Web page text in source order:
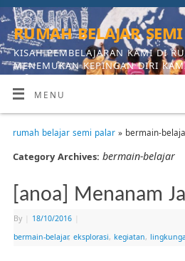
rumah belajar
KISAH PEMBELAJARAN KAMI DI
MENEMUKAN KEPINGAN DIRI
MENU
rumah belajar semi palar» bermain-
Category Archives: bermain-belajar
[anoa] Menanam
By 18/10/2016
bermain-belajar, eksplorasi, kegiatan,